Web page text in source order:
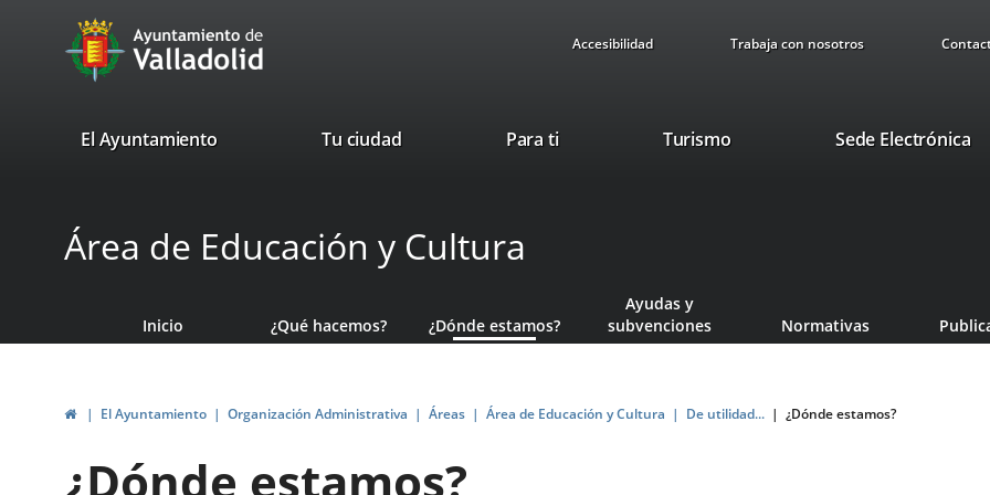
Portal
Web
Ayuntamiento
Valladolid
Accesibilidad Trabaja con nosotros
valladolid.es
El Ayuntamiento Tu ciudad Para ti TurismoEste
Sede Electrónica
Área de Educación y Cultura
Inicio ¿Qué hacemos? ¿Dónde estamos?
Ayudas y
subvenciones
Normativas
InicioEl Ayuntamiento Organización Administrativa Áreas Área de Educación y Cultura De utilidad... ¿Dónde estamos?
¿Dónde estamos?